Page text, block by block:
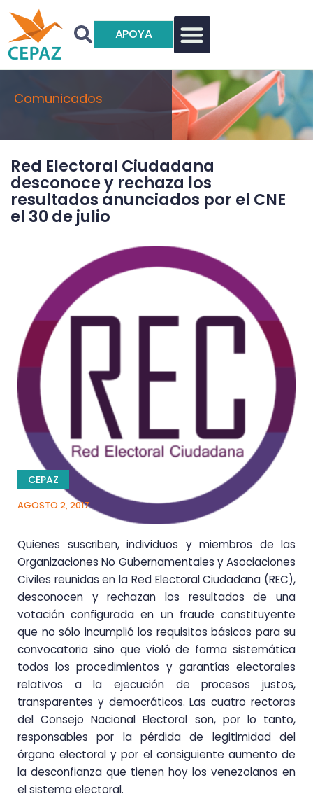
APOYA
Comunicados
Red Electoral Ciudadana
desconoce y rechaza los
resultados anunciados por el CNE
el 30 de julio
CEPAZ
AGOSTO 2, 2017
Quienes suscriben, individuos y miembros de las
Organizaciones No Gubernamentales y Asociaciones
Civiles reunidas en la Red Electoral Ciudadana (REC),
desconocen y rechazan los resultados de una
votación configurada en un fraude constituyente
que no sólo incumplió los requisitos básicos para su
convocatoria sino que violó de forma sistemática
todos los procedimientos y garantías electorales
relativos a la ejecución de procesos justos,
transparentes y democráticos. Las cuatro rectoras
del Consejo Nacional Electoral son, por lo tanto,
responsables por la pérdida de legitimidad del
órgano electoral y por el consiguiente aumento de
la desconfianza que tienen hoy los venezolanos en
el sistema electoral.